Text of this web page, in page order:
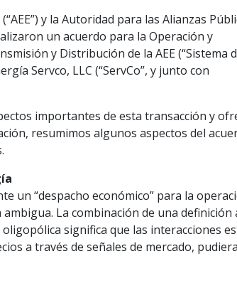
y la Autoridad para las Alianzas
un acuerdo para la Operación y
y Distribución de la AEE (“Sistema
Servco, LLC (“ServCo”, y junto con
importantes de esta transacción y
resumimos algunos aspectos del
un “despacho económico” para la
La combinación de una definición
significa que las interacciones
a través de señales de mercado,